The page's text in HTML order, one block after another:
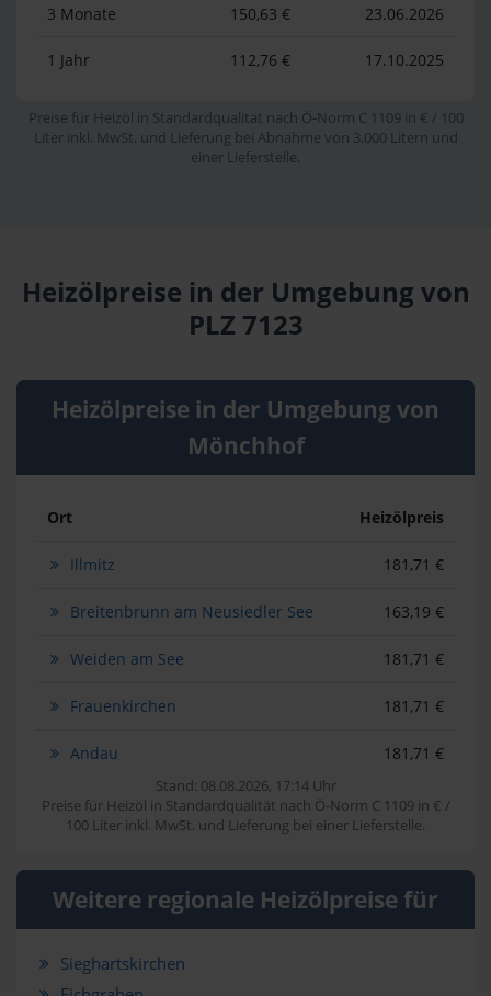
3 Monate 150,63 € 23.06.2026
1 Jahr 112,76 € 17.10.2025
Preise für Heizöl in Standardqualität nach Ö-Norm C 1109 in € / 100
Liter inkl. MwSt. und Lieferung bei Abnahme von 3.000 Litern und
einer Lieferstelle.
Heizölpreise in der Umgebung von
PLZ 7123
Heizölpreise in der Umgebung von
Mönchhof
Ort Heizölpreis
Illmitz 181,71 €
Breitenbrunn am Neusiedler See 163,19 €
Weiden am See 181,71 €
Frauenkirchen 181,71 €
Andau 181,71 €
Stand: 08.08.2026, 17:14 Uhr
Preise für Heizöl in Standardqualität nach Ö-Norm C 1109 in € /
100 Liter inkl. MwSt. und Lieferung bei einer Lieferstelle.
Weitere regionale Heizölpreise für
Sieghartskirchen